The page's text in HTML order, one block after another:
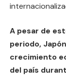
A pesar de
periodo,
crecimiento
del país